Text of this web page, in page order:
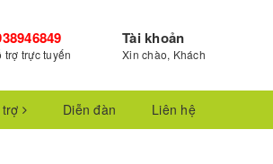
trợ trực tuyến
Tài khoản
Xin chào, Khách
Diễn đàn Liên hệ